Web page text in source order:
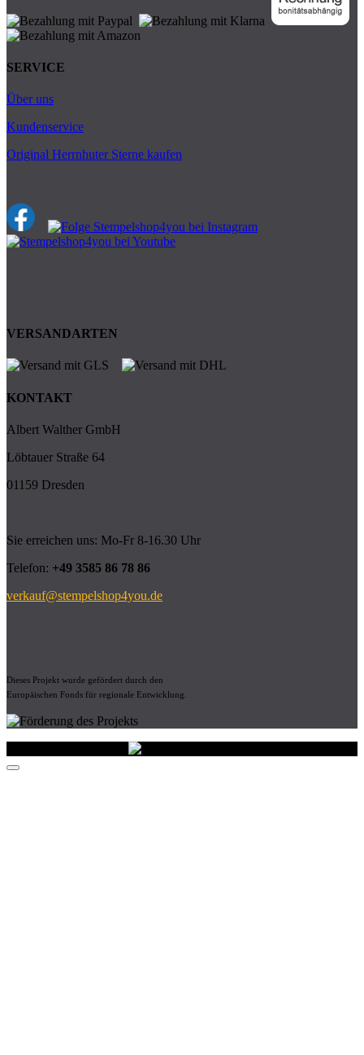
SERVICE
Über uns
Kundenservice
Original Herrnhuter Sterne kaufen
VERSANDARTEN
KONTAKT
Albert Walther GmbH
Löbtauer Straße 64
01159 Dresden
Sie erreichen uns: Mo-Fr 8-16.30 Uhr
Telefon: +49 3585 86 78 86
verkauf@stempelshop4you.de
Dieses Projekt wurde gefördert durch den
Europäischen Fonds für regionale Entwicklung.